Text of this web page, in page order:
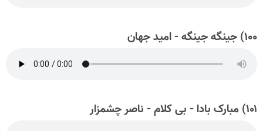
۱۰۰) جینگه جینگه - امید جهان
۱۰۱) مبارک بادا - بی کلام - ناصر چشمزار